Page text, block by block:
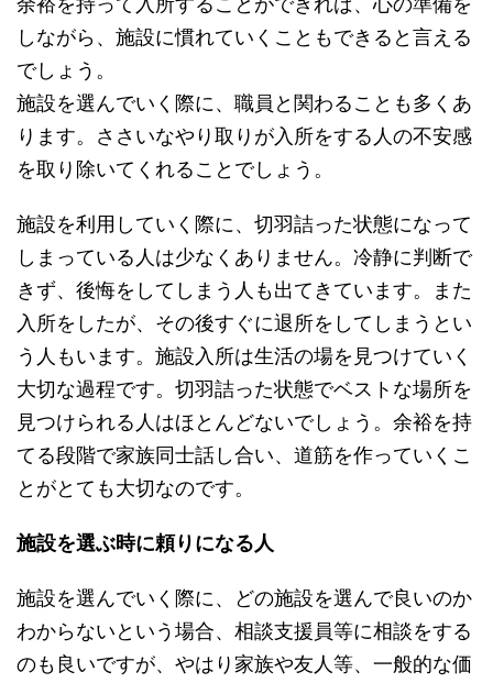
しながら、施設に慣れていくこともできると言える
でしょう。
施設を選んでいく際に、職員と関わることも多くあ
ります。ささいなやり取りが入所をする人の不安感
を取り除いてくれることでしょう。
施設を利用していく際に、切羽詰った状態になって
しまっている人は少なくありません。冷静に判断で
きず、後悔をしてしまう人も出てきています。また
入所をしたが、その後すぐに退所をしてしまうとい
う人もいます。施設入所は生活の場を見つけていく
大切な過程です。切羽詰った状態でベストな場所を
見つけられる人はほとんどないでしょう。余裕を持
てる段階で家族同士話し合い、道筋を作っていくこ
とがとても大切なのです。
施設を選ぶ時に頼りになる人
施設を選んでいく際に、どの施設を選んで良いのか
わからないという場合、相談支援員等に相談をする
のも良いですが、やはり家族や友人等、一般的な価